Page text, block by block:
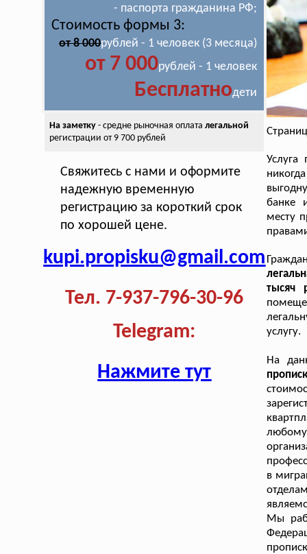
- паспорта гражданина РФ;
Стоимость формы 3:
от 8 000рублей - 1 человек (3 месяца)
от 7 000рублей - 1 человек
Бесплатнодети
На заметку- средне рыночная оплата легальной
регистрации от 9 700 рублей
Свяжитесь с нами и оформите
надежную временную
регистрацию за короткий срок
по хорошей цене.
kupi.propisku@gmail.com
Тел. 7-937-796-30-96
Telegram:
Нажмите тут
Услуга
банке
месту
тысяч
услугу.
На
в
Мы